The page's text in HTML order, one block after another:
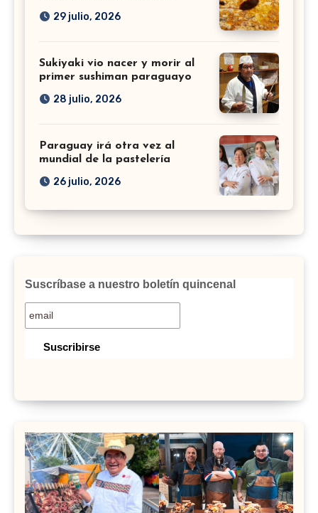
29 julio, 2026
Sukiyaki vio nacer y morir al
primer sushiman paraguayo
28 julio, 2026
Paraguay irá otra vez al
mundial de la pastelería
26 julio, 2026
Suscríbase a nuestro boletín quincenal